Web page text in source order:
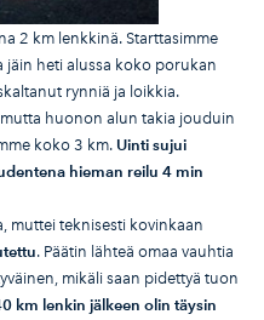
2 km lenkkinä. Starttasimme
jäin heti alussa koko porukan
rynniä ja loikkia.
huonon alun takia jouduin
koko 3 km. Uinti sujui
hieman reilu 4 min
muttei teknisesti kovinkaan
. Päätin lähteä omaa vauhtia
mikäli saan pidettyä tuon
km lenkin jälkeen olin täysin